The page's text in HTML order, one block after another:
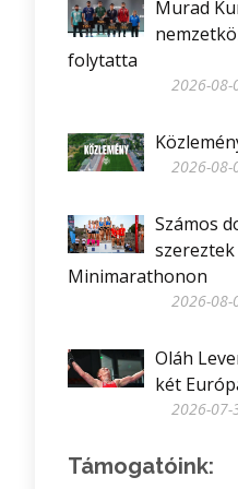
Murad
folytatta
2026-08-
2026-08-
Számos
Minimarathonon
2026-08-
Oláh
két
2026-07-
Támogatóink: